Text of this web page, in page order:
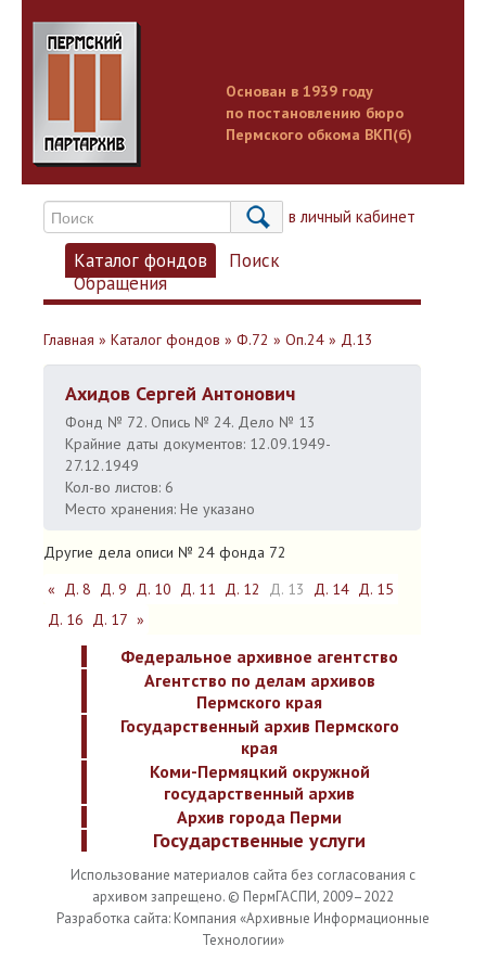
Основан в 1939 году
по постановлению бюро
Пермского обкома ВКП(б)
Вход в личный кабинет
Каталог фондов
Поиск
Обращения
Главная » Каталог фондов » Ф.72 » Оп.24 » Д.13
Ахидов Сергей Антонович
Фонд № 72. Опись № 24. Дело № 13
Крайние даты документов: 12.09.1949-
27.12.1949
Кол-во листов: 6
Место хранения: Не указано
Другие дела описи № 24 фонда 72
« Д. 8 Д. 9 Д. 10 Д. 11 Д. 12 Д. 13 Д. 14 Д. 15
Д. 16 Д. 17 »
Федеральное архивное агентство
Агентство по делам архивов
Пермского края
Государственный архив Пермского
края
Коми-Пермяцкий окружной
государственный архив
Архив города Перми
Государственные услуги
Использование материалов сайта без согласования с
архивом запрещено. © ПермГАСПИ, 2009–2022
Разработка сайта: Компания «Архивные Информационные
Технологии»